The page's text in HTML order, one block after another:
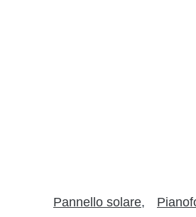
Pannello solare